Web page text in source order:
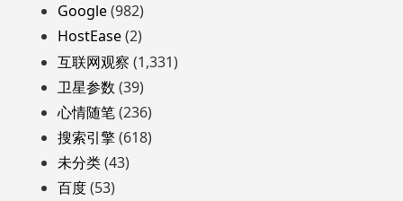
Google(982)
HostEase(2)
互联网观察 (1,331)
卫星参数 (39)
心情随笔(236)
搜索引擎(618)
未分类(43)
百度(53)